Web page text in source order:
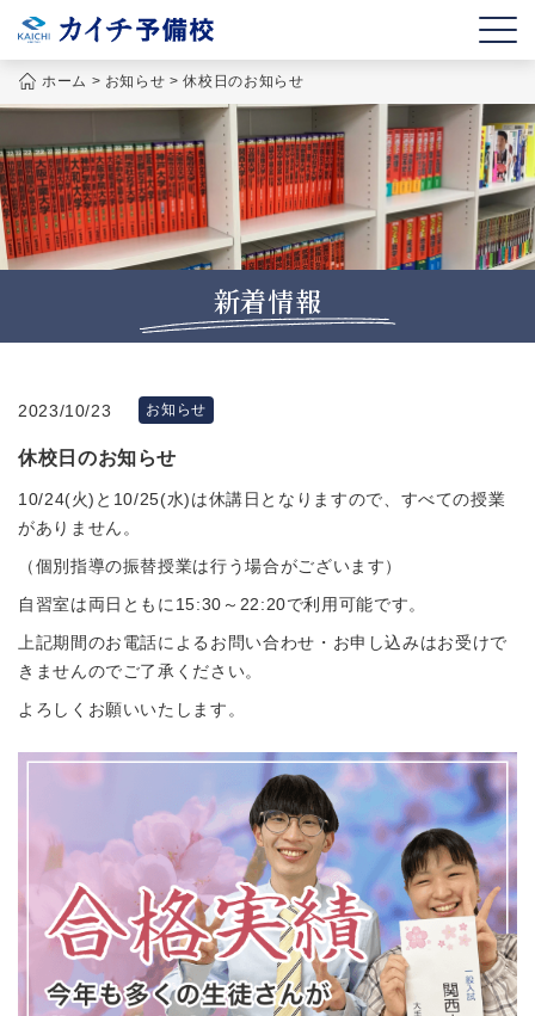
ホーム > お知らせ >休校日のお知らせ
新着情報
2023/10/23 お知らせ
休校日のお知らせ
10/24(火)と10/25(水)は休講日となりますので、すべての授業
がありません。
（個別指導の振替授業は行う場合がございます）
自習室は両日ともに15:30～22:20で利用可能です。
上記期間のお電話によるお問い合わせ・お申し込みはお受けで
きませんのでご了承ください。
よろしくお願いいたします。